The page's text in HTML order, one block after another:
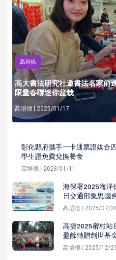
高培德
高大書法研究社邀書法名家前
限量春聯迷你盆栽
高培德 | 2025/01/17
彰化縣府攜手一卡通票證媒合
學生證免費兌換餐食
高培德 | 2023/01/11
海保署2025海洋
日交通部集思國
高培德 | 2025/07/
高捷2025蜜柑站
盈餘轉贈創世基
高培德 | 2025/12/21